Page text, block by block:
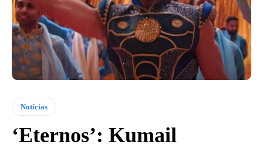
Notícias
‘Eternos’: Kumail